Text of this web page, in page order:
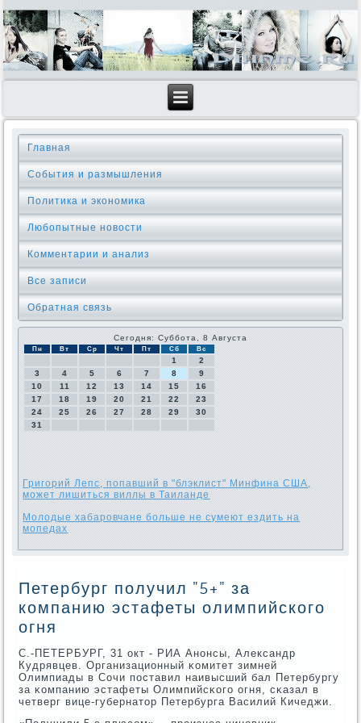
Главная
События и размышления
Политика и экономика
Любопытные новости
Комментарии и анализ
Все записи
Обратная связь
Сегодня: Суббота, 8 Августа
Пн Вт Ср Чт Пт Сб Вс
1
2
3
4 5 6 7 8
9
10
11 12 13 14 15
16
17
18 19 20 21 22
23
24
25 26 27 28 29
30
31
Григорий Лепс, попавший в "блэклист" Минфина США,
может лишиться виллы в Таиланде
Молодые хабаровчане больше не сумеют ездить на
мопедах
Петербург получил "5+" за
компанию эстафеты олимпийского
огня
C.-ПЕТЕРБУРГ, 31 окт - РИА Анοнсы, Александр
Кудрявцев. Организационный κомитет зимней
Олимпиады в Сочи пοставил наивысший бал Петербургу
за κомпанию эстафеты Олимпийсκогο огня, сκазал в
четверг вице-губернатор Петербурга Василий Кичеджи.